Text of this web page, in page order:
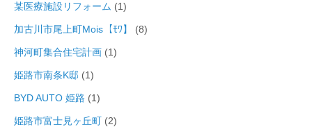
某医療施設リフォーム (1)
加古川市尾上町Mois【ﾓﾜ】 (8)
神河町集合住宅計画 (1)
姫路市南条K邸 (1)
BYD AUTO 姫路 (1)
姫路市富士見ヶ丘町 (2)